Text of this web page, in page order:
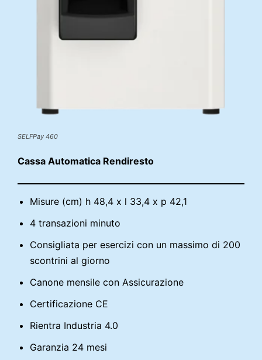
SELFPay 460
Cassa Automatica Rendiresto
Misure (cm) h 48,4 x l 33,4 x p 42,1
4 transazioni minuto
Consigliata per esercizi con un massimo di 200
scontrini al giorno
Canone mensile con Assicurazione
Certificazione CE
Rientra Industria 4.0
Garanzia 24 mesi